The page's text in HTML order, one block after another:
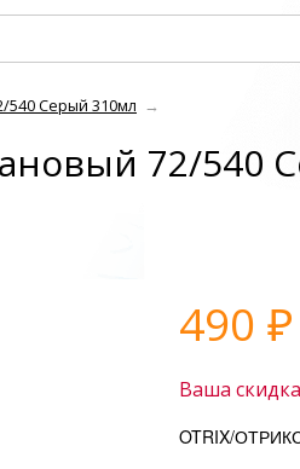
540 Серый 310мл →
72/540
490 ₽
Ваша скидка
OTRIX/